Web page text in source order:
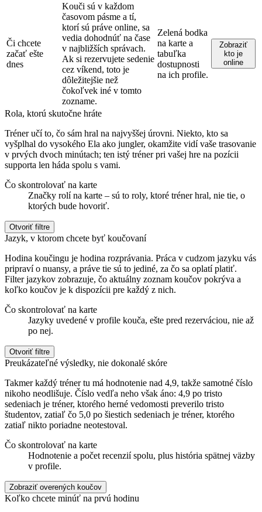
Či chcete
začať ešte
dnes
Kouči sú v každom
časovom pásme a tí,
ktorí sú práve online, sa
vedia dohodnúť na čase
v najbližších správach.
Ak si rezervujete sedenie
cez víkend, toto je
dôležitejšie než
čokoľvek iné v tomto
zozname.
Zelená bodka
na karte a
tabuľka
dostupnosti
na ich profile.
Zobraziť
kto je
online
Rola, ktorú skutočne hráte
Tréner učí to, čo sám hral na najvyššej úrovni. Niekto, kto sa
vyšplhal do vysokého Ela ako jungler, okamžite vidí vaše trasovanie
v prvých dvoch minútach; ten istý tréner pri vašej hre na pozícii
supporta len háda spolu s vami.
Čo skontrolovať na karte
Značky rolí na karte – sú to roly, ktoré tréner hral, nie tie, o
ktorých bude hovoriť.
Otvoriť filtre
Jazyk, v ktorom chcete byť koučovaní
Hodina koučingu je hodina rozprávania. Práca v cudzom jazyku vás
pripraví o nuansy, a práve tie sú to jediné, za čo sa oplatí platiť.
Filter jazykov zobrazuje, čo aktuálny zoznam koučov pokrýva a
koľko koučov je k dispozícii pre každý z nich.
Čo skontrolovať na karte
Jazyky uvedené v profile kouča, ešte pred rezerváciou, nie až
po nej.
Otvoriť filtre
Preukázateľné výsledky, nie dokonalé skóre
Takmer každý tréner tu má hodnotenie nad 4,9, takže samotné číslo
nikoho neodlišuje. Číslo vedľa neho však áno: 4,9 po tristo
sedeniach je tréner, ktorého herné vedomosti preverilo tristo
študentov, zatiaľ čo 5,0 po šiestich sedeniach je tréner, ktorého
zatiaľ nikto poriadne neotestoval.
Čo skontrolovať na karte
Hodnotenie a počet recenzií spolu, plus história spätnej väzby
v profile.
Zobraziť overených koučov
Koľko chcete minúť na prvú hodinu